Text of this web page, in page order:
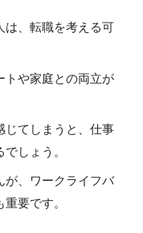
は、転職を考える可
トや家庭との両立が
じてしまうと、仕事
しょう。
が、ワークライフバ
要です。